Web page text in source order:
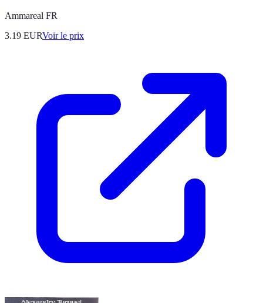
Ammareal FR
3.19 EURVoir le prix